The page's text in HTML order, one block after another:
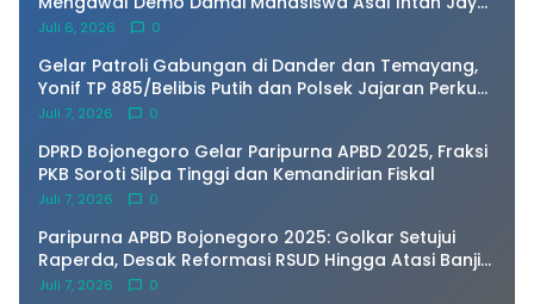
di Amban Manokwari.
Juli 6, 2026 0
Gelar Patroli Gabungan di Dander dan Temayang,
Yonif TP 885/Belibis Putih dan Polsek Jajaran Perkuat
Sinergi Kamtibmas
Juli 7, 2026 0
DPRD Bojonegoro Gelar Paripurna APBD 2025, Fraksi
PKB Soroti Silpa Tinggi dan Kemandirian Fiskal
Juli 7, 2026 0
Paripurna APBD Bojonegoro 2025: Golkar Setujui
Raperda, Desak Reformasi RSUD Hingga Atasi Banjir
Kota
Juli 7, 2026 0